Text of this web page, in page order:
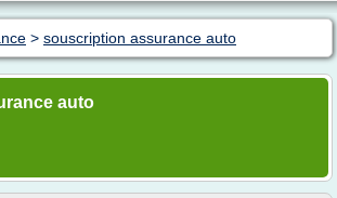
> souscription assurance auto
auto